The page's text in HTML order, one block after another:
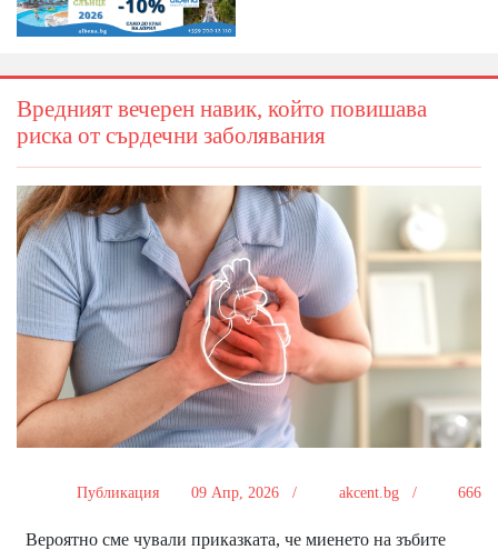
Вредният вечерен навик, който повишава
риска от сърдечни заболявания
Публикация 09 Апр, 2026 / akcent.bg / 666
Вероятно сме чували приказката, че миенето на зъбите